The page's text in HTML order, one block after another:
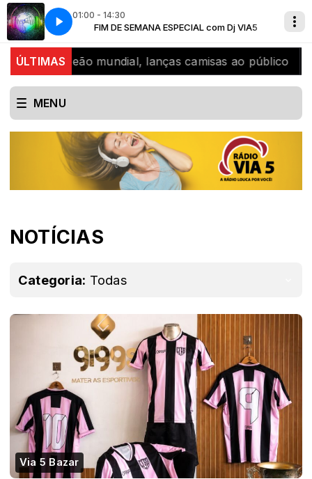
01:00 - 14:30
VIA5 FIM DE SEMANA ESPECIAL com Dj VIA5
A Radio louca por voce
ÚLTIMASmundial, lanças camisas ao público SJB
MENU
NOTÍCIAS
Categoria: Todas
Via 5 Bazar